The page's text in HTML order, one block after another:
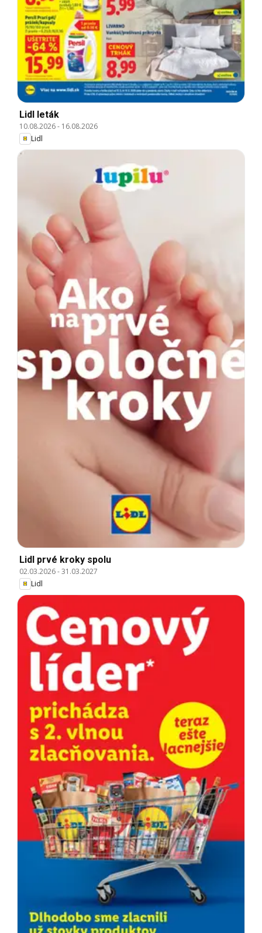
Lidl leták
10.08.2026- 16.08.2026
Lidl
Lidl prvé kroky spolu
02.03.2026-31.03.2027
Lidl